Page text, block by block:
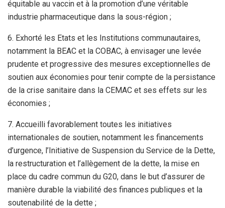
équitable au vaccin et à la promotion d’une véritable
industrie pharmaceutique dans la sous-région ;
6. Exhorté les Etats et les Institutions communautaires,
notamment la BEAC et la COBAC, à envisager une levée
prudente et progressive des mesures exceptionnelles de
soutien aux économies pour tenir compte de la persistance
de la crise sanitaire dans la CEMAC et ses effets sur les
économies ;
7. Accueilli favorablement toutes les initiatives
internationales de soutien, notamment les financements
d’urgence, l’Initiative de Suspension du Service de la Dette,
la restructuration et l’allègement de la dette, la mise en
place du cadre commun du G20, dans le but d’assurer de
manière durable la viabilité des finances publiques et la
soutenabilité de la dette ;